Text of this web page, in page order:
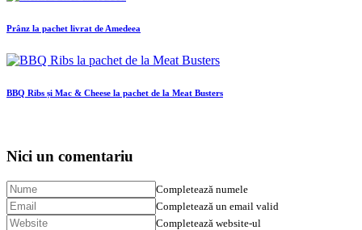
Prânz la pachet livrat de Amedeea
BBQ Ribs și Mac & Cheese la pachet de la Meat Busters
Nici un comentariu
Completează numele
Completează un email valid
Completează website-ul